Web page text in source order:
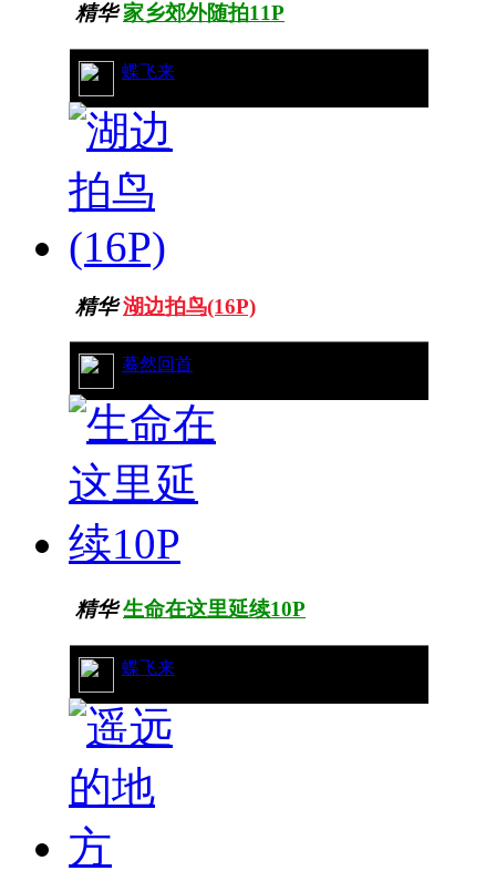
精华 家乡郊外随拍11P
蝶飞来
精华 湖边拍鸟(16P)
蓦然回首
精华 生命在这里延续10P
蝶飞来